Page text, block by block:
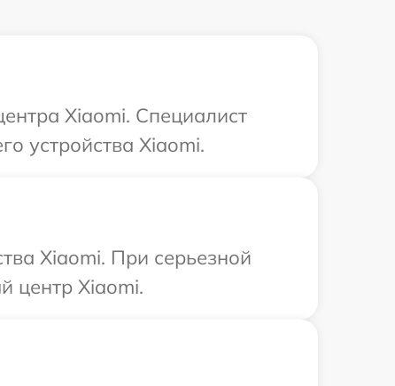
Xiaomi. Специалист
устройства Xiaomi.
Xiaomi. При серьезной
центр Xiaomi.